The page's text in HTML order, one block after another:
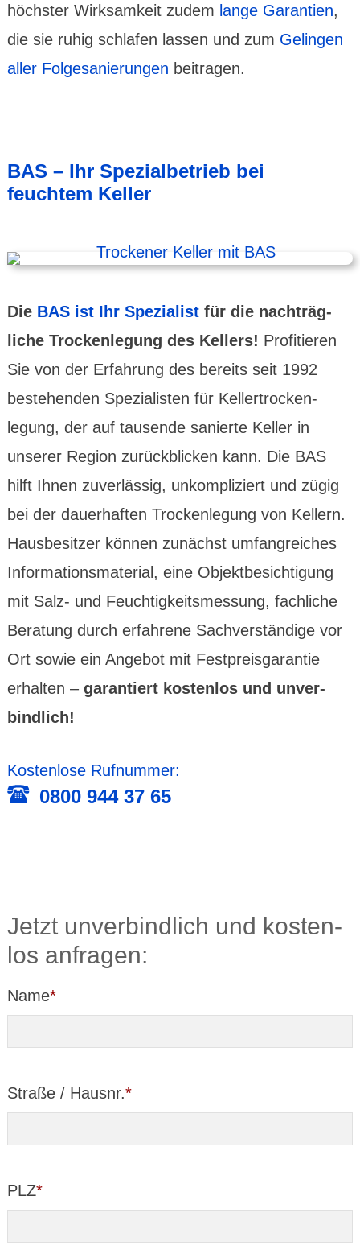
höchster Wirksam­keit zudem lange Garan­tien,
die sie ruhig schlafen lassen und zum Gelingen
aller Folge­sanie­rungen bei­tragen.
BAS – Ihr Spezial­betrieb bei
feuchtem Keller
Die BAS ist Ihr Spezialistfür die nach­träg­
liche Trocken­legung des Kellers! Profi­tieren
Sie von der Erfah­rung des bereits seit 1992
beste­henden Spezia­listen für Keller­trocken­
legung, der auf tausende sanierte Keller in
unserer Region zurück­blicken kann. Die BAS
hilft Ihnen zuver­lässig, unkomp­liziert und zügig
bei der dauer­haften Trocken­legung von Kellern.
Hausbe­sitzer können zunächst umfang­reiches
Informations­material, eine Objekt­besich­tigung
mit Salz- und Feuchtig­keits­messung, fachliche
Beratung durch erfah­rene Sach­ver­stän­dige vor
Ort sowie ein Angebot mit Fest­preis­garantie
erhalten – garan­tiert kosten­los und unver­
bind­lich!
Kostenlose Rufnummer:
0800 944 37 65
Jetzt unver­bind­lich und kosten­
los anfragen:
Name*
Straße / Hausnr.*
PLZ*